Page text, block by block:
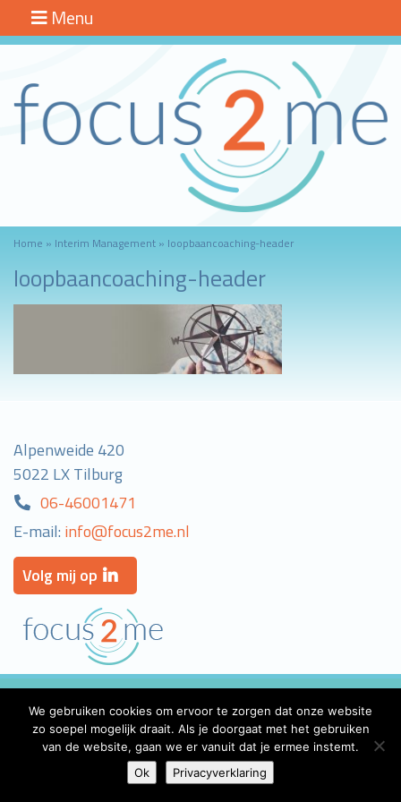
Menu
Focus2me
Home
Interim
Management
Blog
Over mij
Home » Interim Management » loopbaancoaching-header
loopbaancoaching-header
Alpenweide 420
5022 LX Tilburg
06-46001471
E-mail: info@focus2me.nl
Volg mij op
Webdesign: aceview internet
We gebruiken cookies om ervoor te zorgen dat onze website
zo soepel mogelijk draait. Als je doorgaat met het gebruiken
van de website, gaan we er vanuit dat je ermee instemt.
Ok
Privacyverklaring